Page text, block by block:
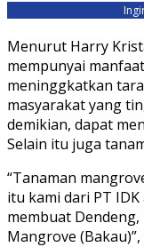
Menurut Harry
mempunyai
meninggkatkan
masyarakat yang
demikian, dapat
Selain itu juga
“Tanaman
itu kami dari PT
membuat
Mangrove